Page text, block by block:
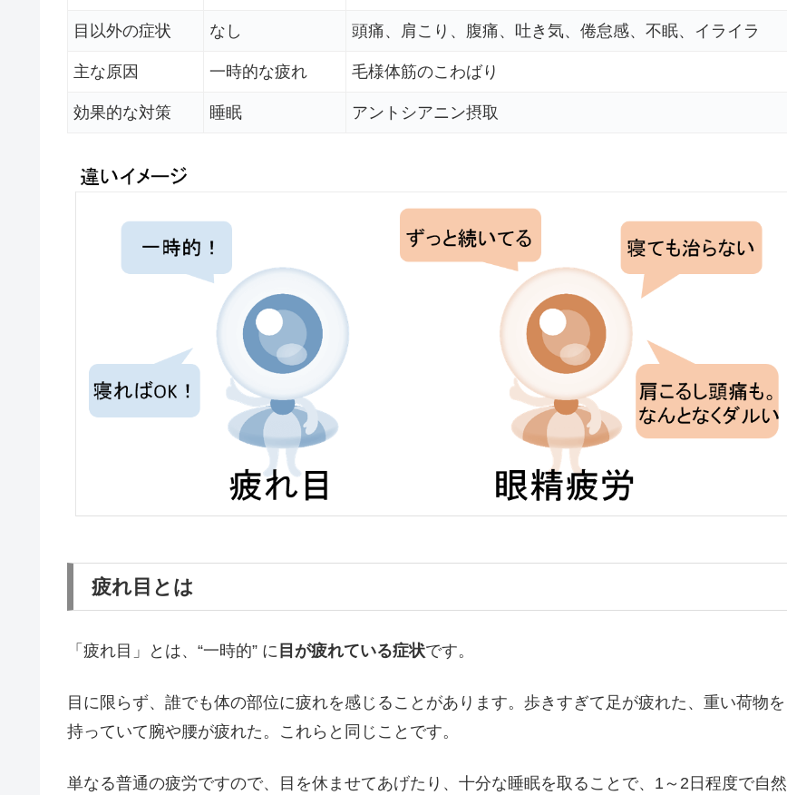
目以外の症状 なし 頭痛、肩こり、腹痛、吐き気、倦怠感、不眠、イライラ
主な原因 一時的な疲れ 毛様体筋のこわばり
効果的な対策 睡眠 アントシアニン摂取
疲れ目とは
「疲れ目」とは、“一時的” に 目が疲れている症状です。
目に限らず、誰でも体の部位に疲れを感じることがあります。歩きすぎて足が疲れた、重い荷物を
持っていて腕や腰が疲れた。これらと同じことです。
単なる普通の疲労ですので、目を休ませてあげたり、十分な睡眠を取ることで、1～2日程度で自然